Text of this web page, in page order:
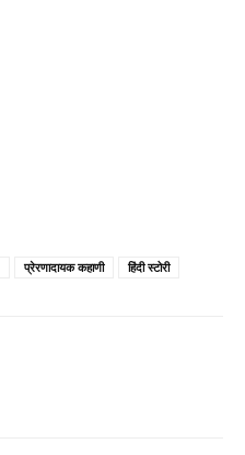
प्रेरणादायक कहाणी हिंदी स्टोरी